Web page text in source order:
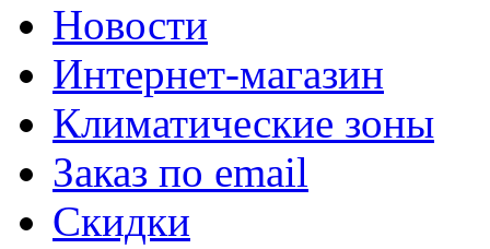
Новости
Интернет-магазин
Климатические зоны
Заказ по email
Скидки